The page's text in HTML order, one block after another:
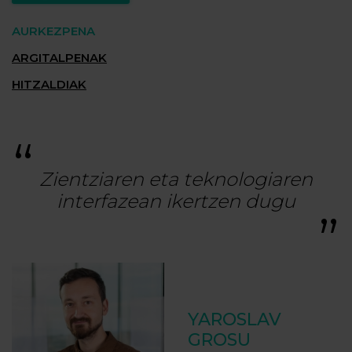
AURKEZPENA
ARGITALPENAK
HITZALDIAK
Zientziaren eta teknologiaren
interfazean ikertzen dugu
YAROSLAV
GROSU